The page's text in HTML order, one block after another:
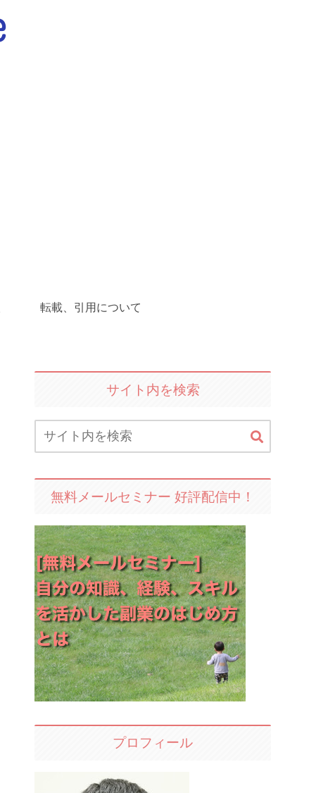
転載、引用について
サイト内を検索
無料メールセミナー 好評配信中！
プロフィール